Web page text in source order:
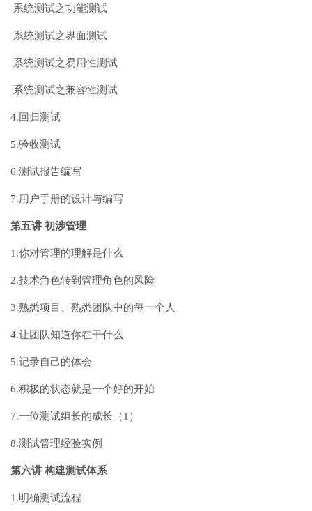
系统测试之功能测试
系统测试之界面测试
系统测试之易用性测试
系统测试之兼容性测试
4.回归测试
5.验收测试
6.测试报告编写
7.用户手册的设计与编写
第五讲 初涉管理
1.你对管理的理解是什么
2.技术角色转到管理角色的风险
3.熟悉项目、熟悉团队中的每一个人
4.让团队知道你在干什么
5.记录自己的体会
6.积极的状态就是一个好的开始
7.一位测试组长的成长（1）
8.测试管理经验实例
第六讲 构建测试体系
1.明确测试流程